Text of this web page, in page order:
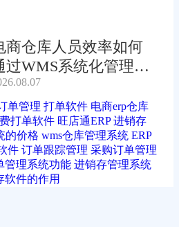
商仓库人员效率如何
过WMS系统化管理提
?
单管理 打单软件 电商erp仓库
打单软件 旺店通ERP 进销存
的价格 wms仓库管理系统 ERP
件 订单跟踪管理 采购订单管理
管理系统功能 进销存管理系统
软件的作用